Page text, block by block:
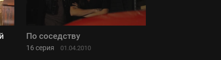
По соседству
16 серия 01.04.2010